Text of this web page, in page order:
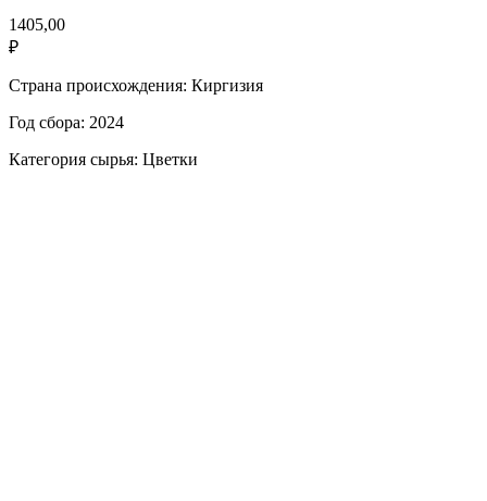
1405,00
₽
Страна происхождения: Киргизия
Год сбора: 2024
Категория сырья: Цветки